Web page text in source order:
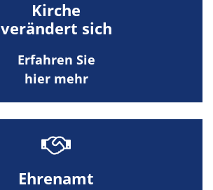
Kirche
verändert sich
Erfahren Sie
hier mehr
Ehrenamt